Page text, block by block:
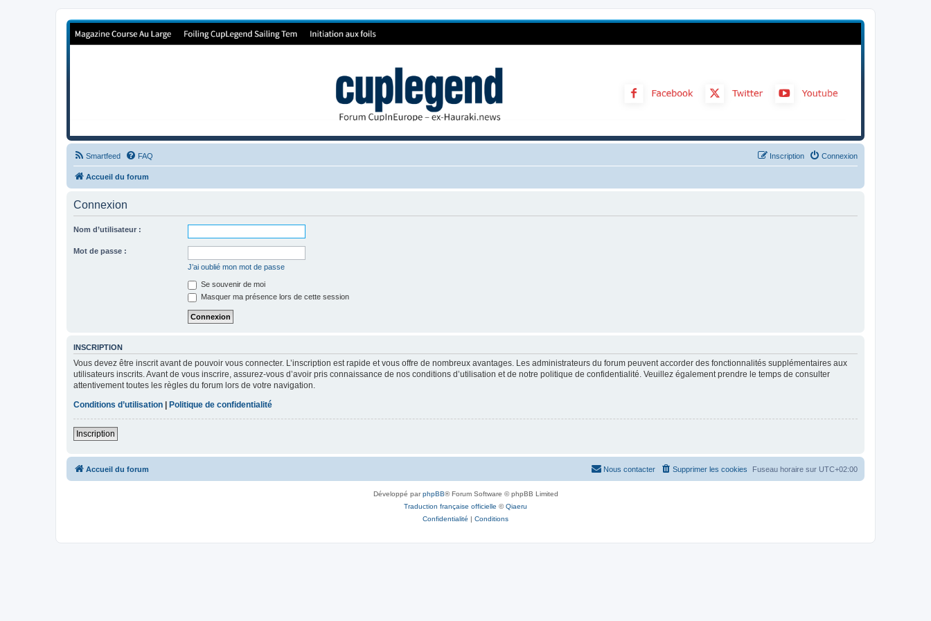
Forum de Cup In Europe
Smartfeed FAQ Connexion
Inscription
Accueil du forum
Connexion
Nom d’utilisateur :
Mot de passe :
J’ai oublié mon mot de passe
Se souvenir de moi
Masquer ma présence lors de cette session
INSCRIPTION
Vous devez être inscrit avant de pouvoir vous connecter. L’inscription est rapide et vous offre de nombreux avantages. Les administrateurs du forum peuvent accorder des fonctionnalités supplémentaires aux
utilisateurs inscrits. Avant de vous inscrire, assurez-vous d’avoir pris connaissance de nos conditions d’utilisation et de notre politique de confidentialité. Veuillez également prendre le temps de consulter
attentivement toutes les règles du forum lors de votre navigation.
Conditions d’utilisation
Politique de confidentialité
Inscription
Accueil du forum Fuseau horaire sur UTC+02:00
Supprimer les cookies
Nous contacter
Développé parphpBB® Forum Software © phpBB Limited
Traduction française officielle ©Qiaeru
Confidentialité | Conditions